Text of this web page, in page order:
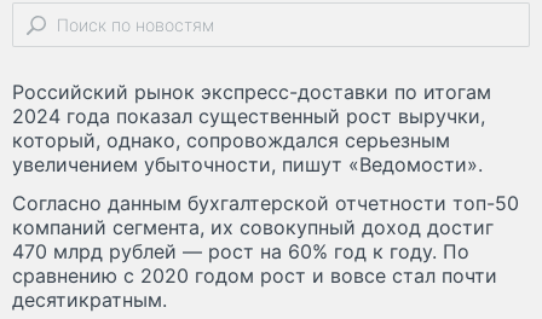
Российский рынок экспресс-доставки по итогам
2024 года показал существенный рост выручки,
который, однако, сопровождался серьезным
увеличением убыточности, пишут «Ведомости».
Согласно данным бухгалтерской отчетности топ-50
компаний сегмента, их совокупный доход достиг
470 млрд рублей — рост на 60% год к году. По
сравнению с 2020 годом рост и вовсе стал почти
десятикратным.